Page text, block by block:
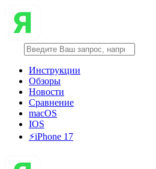
Инструкции
Обзоры
Новости
Сравнение
macOS
IOS
⚡️iPhone 17